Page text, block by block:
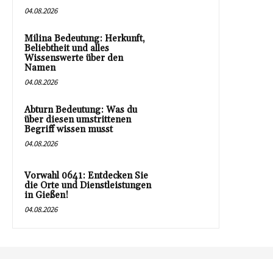
04.08.2026
Milina Bedeutung: Herkunft,
Beliebtheit und alles
Wissenswerte über den
Namen
04.08.2026
Abturn Bedeutung: Was du
über diesen umstrittenen
Begriff wissen musst
04.08.2026
Vorwahl 0641: Entdecken Sie
die Orte und Dienstleistungen
in Gießen!
04.08.2026